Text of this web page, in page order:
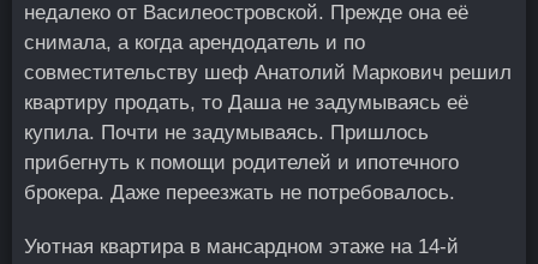
недалеко от Василеостровской. Прежде она её
снимала, а когда арендодатель и по
совместительству шеф Анатолий Маркович решил
квартиру продать, то Даша не задумываясь её
купила. Почти не задумываясь. Пришлось
прибегнуть к помощи родителей и ипотечного
брокера. Даже переезжать не потребовалось.
Уютная квартира в мансардном этаже на 14-й